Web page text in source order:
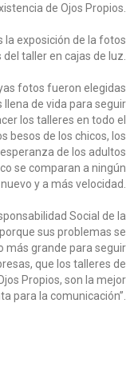
de Ojos Propios.
exposición de la fotos
taller en cajas de luz.
fotos fueron elegidas
llena de vida para seguir
los talleres en todo el
besos de los chicos, los
de los adultos
se comparan a ningún
y a más velocidad.
Social de la
sus problemas se
más grande para seguir
que los talleres de
Propios, son la mejor
para la comunicación”.